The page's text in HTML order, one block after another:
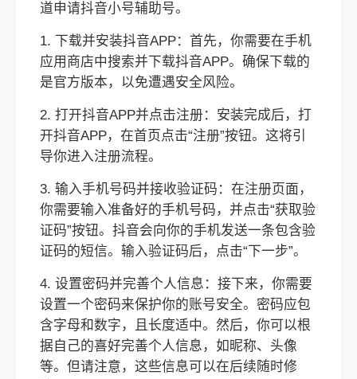
道申请抖音小号辅助号。
1. 下载并安装抖音APP：首先，你需要在手机
应用商店中搜索并下载抖音APP。确保下载的
是官方版本，以免遭遇安全风险。
2. 打开抖音APP并点击注册：安装完成后，打
开抖音APP，在首页点击“注册”按钮。这将引
导你进入注册流程。
3. 输入手机号码并接收验证码：在注册页面，
你需要输入准备好的手机号码，并点击“获取验
证码”按钮。抖音会向你的手机发送一条包含验
证码的短信。输入验证码后，点击“下一步”。
4. 设置密码并完善个人信息：接下来，你需要
设置一个密码来保护你的账号安全。密码应包
含字母和数字，且长度适中。然后，你可以根
据自己的喜好完善个人信息，如昵称、头像
等。但请注意，这些信息可以在后续随时修